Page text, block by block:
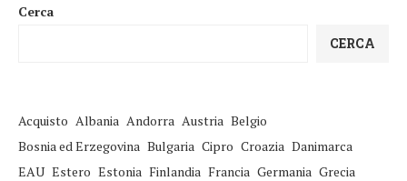
Cerca
CERCA
Acquisto Albania Andorra Austria Belgio
Bosnia ed Erzegovina Bulgaria Cipro Croazia Danimarca
EAU Estero Estonia Finlandia Francia Germania Grecia